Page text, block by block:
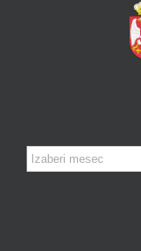
Arhiva
članaka